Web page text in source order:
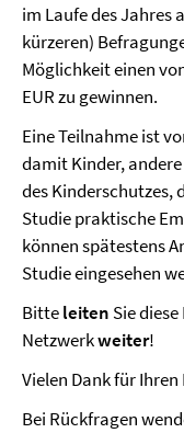
im Laufe des Jahres
kürzeren)
Möglichkeit einen
EUR zu gewinnen.
Eine Teilnahme ist
damit Kinder,
des Kinderschutzes,
Studie praktische
können spätestens
Studie eingesehen
Bitteleiten Sie
Netzwerkweiter!
Vielen Dank für
Bei Rückfragen